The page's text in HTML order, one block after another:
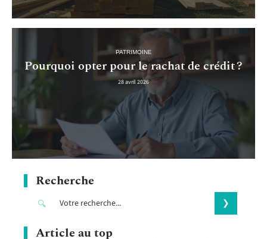
PATRIMOINE
Pourquoi opter pour le rachat de crédit ?
28 avril 2026
Recherche
Article au top